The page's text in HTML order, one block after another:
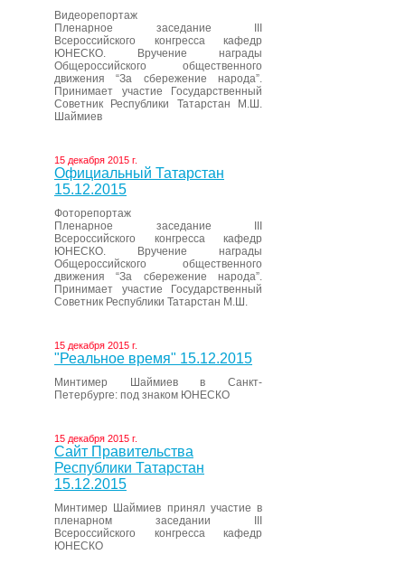
Видеорепортаж
Пленарное заседание III
Всероссийского конгресса кафедр
ЮНЕСКО. Вручение награды
Общероссийского общественного
движения “За сбережение народа”.
Принимает участие Государственный
Советник Республики Татарстан М.Ш.
Шаймиев
15 декабря 2015 г.
Официальный Татарстан
15.12.2015
Фоторепортаж
Пленарное заседание III
Всероссийского конгресса кафедр
ЮНЕСКО. Вручение награды
Общероссийского общественного
движения “За сбережение народа”.
Принимает участие Государственный
Советник Республики Татарстан М.Ш.
15 декабря 2015 г.
"Реальное время" 15.12.2015
Минтимер Шаймиев в Санкт-
Петербурге: под знаком ЮНЕСКО
15 декабря 2015 г.
Сайт Правительства
Республики Татарстан
15.12.2015
Минтимер Шаймиев принял участие в
пленарном заседании III
Всероссийского конгресса кафедр
ЮНЕСКО